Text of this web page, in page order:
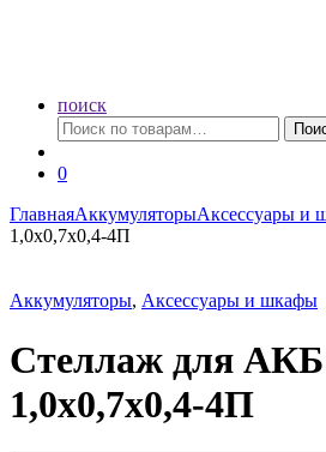
поиск
Искать:
0
ГлавнаяАккумуляторыАксессуары и
1,0х0,7х0,4-4П
Аккумуляторы, Аксессуары и шкафы
Стеллаж для АКБ
1,0х0,7х0,4-4П